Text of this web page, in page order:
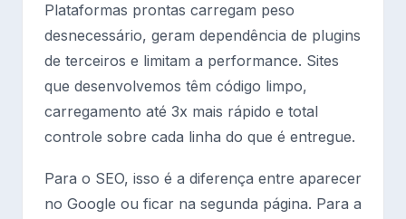
Plataformas prontas carregam peso
desnecessário, geram dependência de plugins
de terceiros e limitam a performance. Sites
que desenvolvemos têm código limpo,
carregamento até 3x mais rápido e total
controle sobre cada linha do que é entregue.
Para o SEO, isso é a diferença entre aparecer
no Google ou ficar na segunda página. Para a